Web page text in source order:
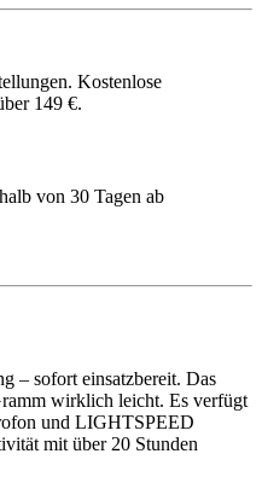
Kostenlose
149 €.
von 30 Tagen ab
– sofort einsatzbereit. Das
wirklich leicht. Es verfügt
und LIGHTSPEED
mit über 20 Stunden